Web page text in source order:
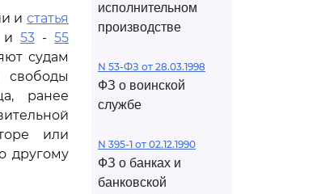
истатья
и 53-55
судам
свободы
ранее
или
другому
исполнительном
производстве
N 53-ФЗ от 28.03.1998
ФЗ о воинской
службе
N 395-1 от 02.12.1990
ФЗ о банках и
банковской